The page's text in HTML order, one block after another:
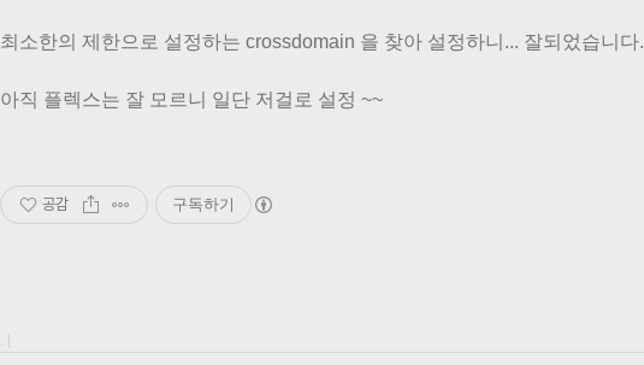
최소한의 제한으로 설정하는 crossdomain 을 찾아 설정하니... 잘되었습니다.
아직 플렉스는 잘 모르니 일단 저걸로 설정 ~~
공감 구독하기
, |